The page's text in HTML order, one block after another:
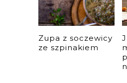
Zupa z soczewicy
ze szpinakiem